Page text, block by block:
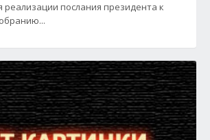
реализации послания президента к